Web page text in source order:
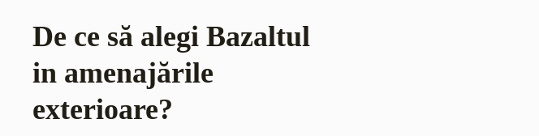
De ce să alegi Bazaltul
in amenajările
exterioare?